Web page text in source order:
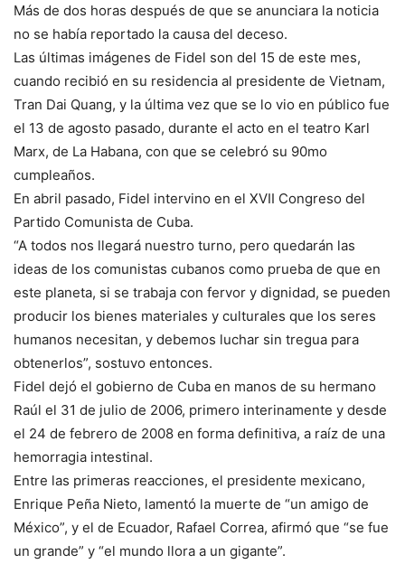
Más de dos horas después de que se anunciara la noticia
no se había reportado la causa del deceso.
Las últimas imágenes de Fidel son del 15 de este mes,
cuando recibió en su residencia al presidente de Vietnam,
Tran Dai Quang, y la última vez que se lo vio en público fue
el 13 de agosto pasado, durante el acto en el teatro Karl
Marx, de La Habana, con que se celebró su 90mo
cumpleaños.
En abril pasado, Fidel intervino en el XVII Congreso del
Partido Comunista de Cuba.
“A todos nos llegará nuestro turno, pero quedarán las
ideas de los comunistas cubanos como prueba de que en
este planeta, si se trabaja con fervor y dignidad, se pueden
producir los bienes materiales y culturales que los seres
humanos necesitan, y debemos luchar sin tregua para
obtenerlos”, sostuvo entonces.
Fidel dejó el gobierno de Cuba en manos de su hermano
Raúl el 31 de julio de 2006, primero interinamente y desde
el 24 de febrero de 2008 en forma definitiva, a raíz de una
hemorragia intestinal.
Entre las primeras reacciones, el presidente mexicano,
Enrique Peña Nieto, lamentó la muerte de “un amigo de
México”, y el de Ecuador, Rafael Correa, afirmó que “se fue
un grande” y “el mundo llora a un gigante”.